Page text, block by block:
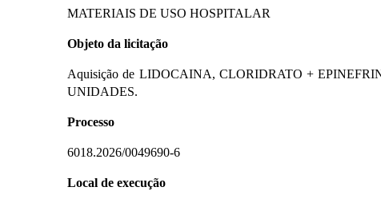
MATERIAIS DE USO HOSPITALAR
Objeto da licitação
Aquisição de LIDOCAINA, CLORIDRATO +
UNIDADES.
Processo
6018.2026/0049690-6
Local de execução